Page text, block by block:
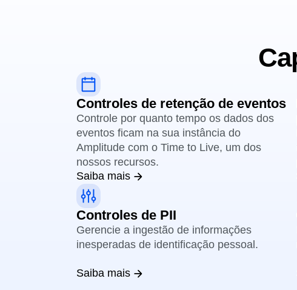
Controles de retenção de eventos
Controle por quanto tempo os dados dos
eventos ficam na sua instância do
Amplitude com o Time to Live, um dos
nossos recursos.
Saiba mais
Controles de PII
Gerencie a ingestão de informações
inesperadas de identificação pessoal.
Saiba mais